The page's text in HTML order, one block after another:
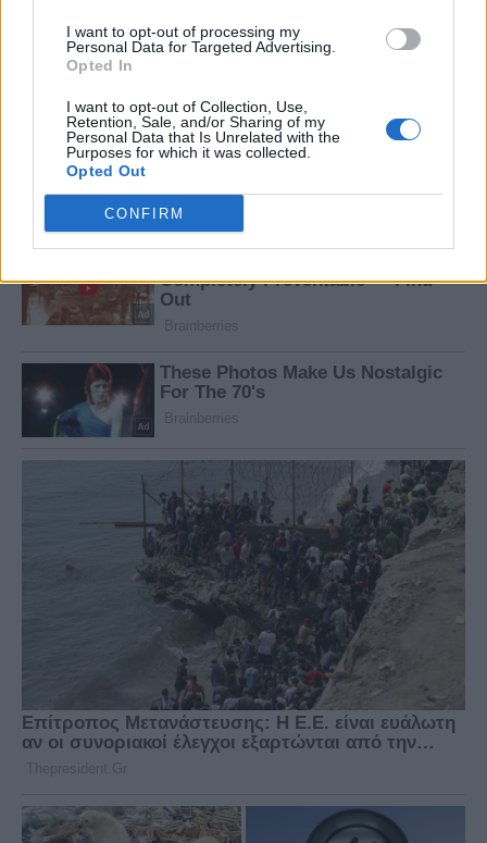
I want to opt-out of processing my
Personal Data for Targeted Advertising.
Opted In
I want to opt-out of Collection, Use,
Retention, Sale, and/or Sharing of my
Personal Data that Is Unrelated with the
Purposes for which it was collected.
Opted Out
CONFIRM